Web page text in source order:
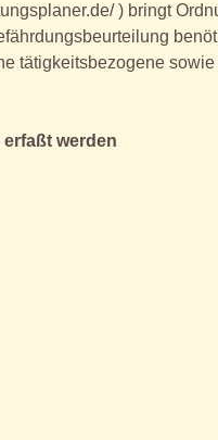
) bringt
tätigkeitsbezogene
werden